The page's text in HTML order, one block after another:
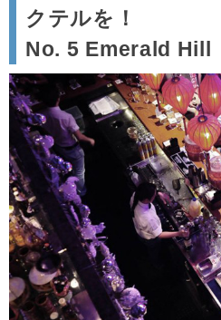
クテルを！
No. 5 Emerald Hill